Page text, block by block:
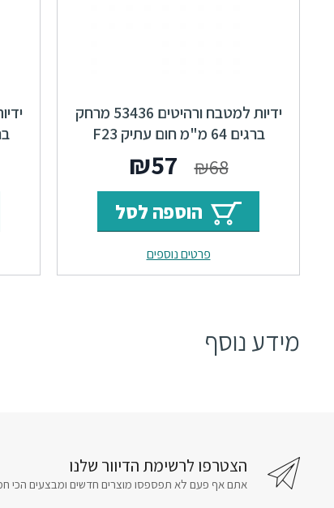
ידיות למטבח ורהיטים 53436 מרחק
ברגים 64 מ"מ חום עתיק F23
Pharma₪68
המחיר
המקורי
היה:
₪68.
₪57
הנוכחי
הוא:
₪57.
הוספה לסל
פרטים נוספים
מידע נוסף
הצטרפו לרשימת הדיוור שלנו
אתם אף פעם לא תפספסו מוצרים חדשים ומבצעים הכי